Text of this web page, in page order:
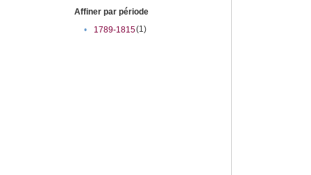
Affiner par période
•
1789-1815(1)